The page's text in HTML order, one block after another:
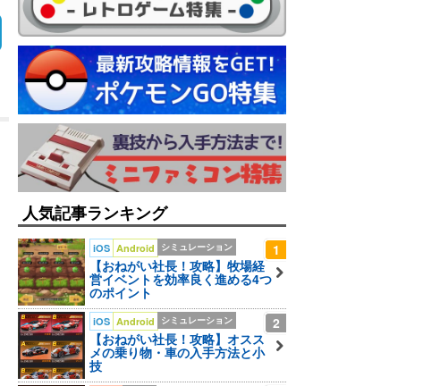
人気記事ランキング
1
iOS Android シミュレーション
【おねがい社長！攻略】牧場経
営イベントを効率良く進める4つ
のポイント
2
iOS Android シミュレーション
【おねがい社長！攻略】オスス
メの乗り物・車の入手方法と小
技